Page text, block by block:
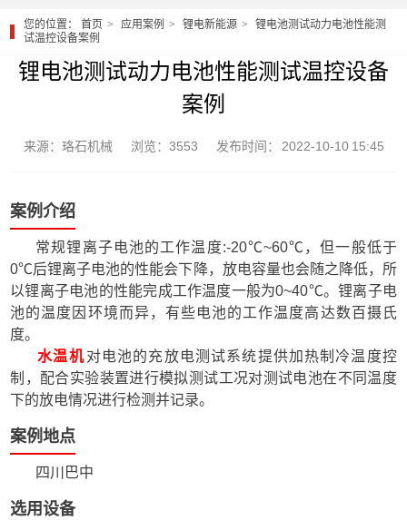
您的位置：首页 应用案例 锂电新能源
锂电池测试动力电池性能测
试温控设备案例
锂电池测试动力电池性能测试温控设备
案例
来源：珞石机械 浏览：3553 发布时间： 2022-10-10 15:45
案例介绍
常规锂离子电池的工作温度:-20℃~60℃，但一般低于
0℃后锂离子电池的性能会下降，放电容量也会随之降低，所
以锂离子电池的性能完成工作温度一般为0~40℃。锂离子电
池的温度因环境而异，有些电池的工作温度高达数百摄氏
度。
水温机对电池的充放电测试系统提供加热制冷温度控
制，配合实验装置进行模拟测试工况对测试电池在不同温度
下的放电情况进行检测并记录。
案例地点
四川巴中
选用设备